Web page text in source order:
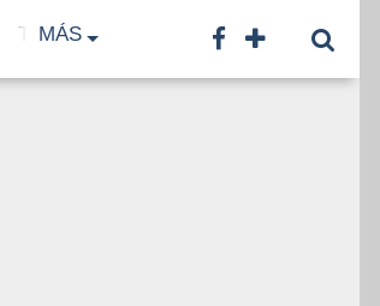
TF TNA CONTACTO
MÁS